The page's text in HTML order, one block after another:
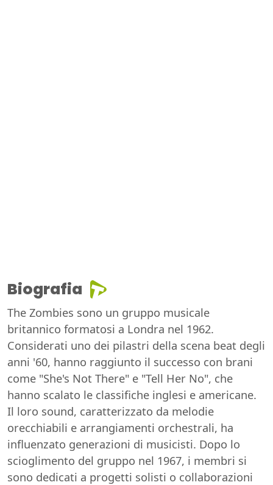
Biografia
The Zombies sono un gruppo musicale
britannico formatosi a Londra nel 1962.
Considerati uno dei pilastri della scena beat degli
anni '60, hanno raggiunto il successo con brani
come "She's Not There" e "Tell Her No", che
hanno scalato le classifiche inglesi e americane.
Il loro sound, caratterizzato da melodie
orecchiabili e arrangiamenti orchestrali, ha
influenzato generazioni di musicisti. Dopo lo
scioglimento del gruppo nel 1967, i membri si
sono dedicati a progetti solisti o collaborazioni